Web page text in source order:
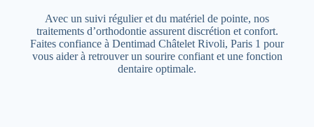
Avec un suivi régulier et du matériel de pointe, nos
traitements d’orthodontie assurent discrétion et confort.
Faites confiance à Dentimad Châtelet Rivoli, Paris 1 pour
vous aider à retrouver un sourire confiant et une fonction
dentaire optimale.